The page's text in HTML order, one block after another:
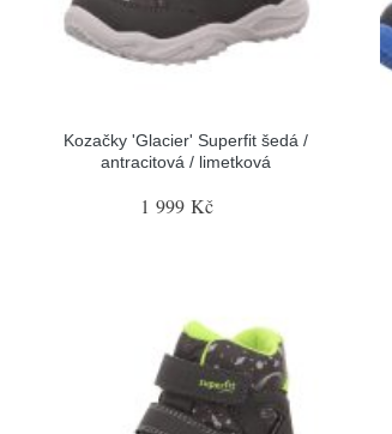
Kozačky 'Glacier' Superfit šedá /
antracitová / limetková
1 999 Kč